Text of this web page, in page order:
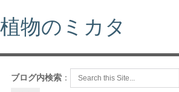
植物のミカタ
ブログ内検索 ：